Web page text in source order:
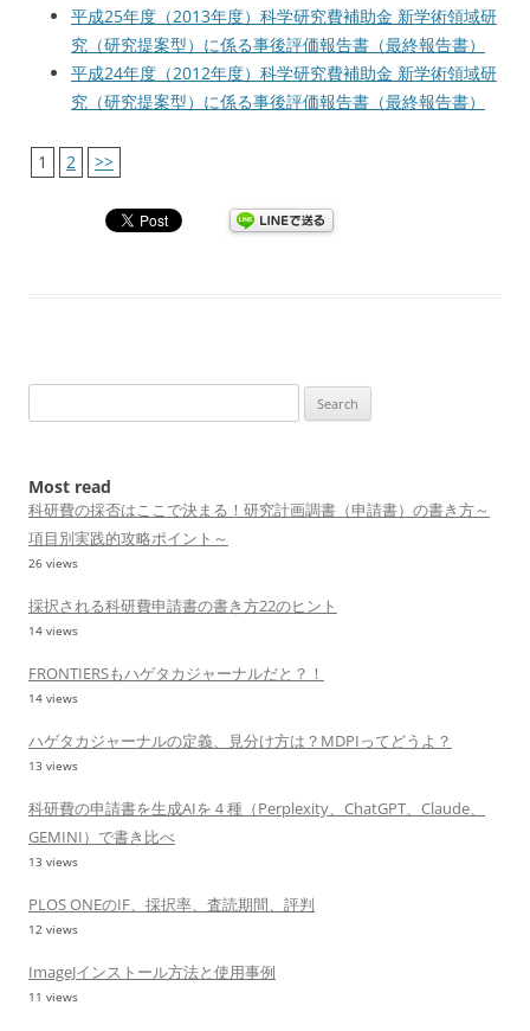
平成25年度（2013年度）科学研究費補助金 新学術領域研
究（研究提案型）に係る事後評価報告書（最終報告書）
平成24年度（2012年度）科学研究費補助金 新学術領域研
究（研究提案型）に係る事後評価報告書（最終報告書）
1 2 >>
for:
Most read
科研費の採否はここで決まる！研究計画調書（申請書）の書き方～
項目別実践的攻略ポイント～
26 views
採択される科研費申請書の書き方22のヒント
14 views
FRONTIERSもハゲタカジャーナルだと？！
14 views
ハゲタカジャーナルの定義、見分け方は？MDPIってどうよ？
13 views
科研費の申請書を生成AIを４種（Perplexity、ChatGPT、Claude、
GEMINI）で書き比べ
13 views
PLOS ONEのIF、採択率、査読期間、評判
12 views
ImageJインストール方法と使用事例
11 views